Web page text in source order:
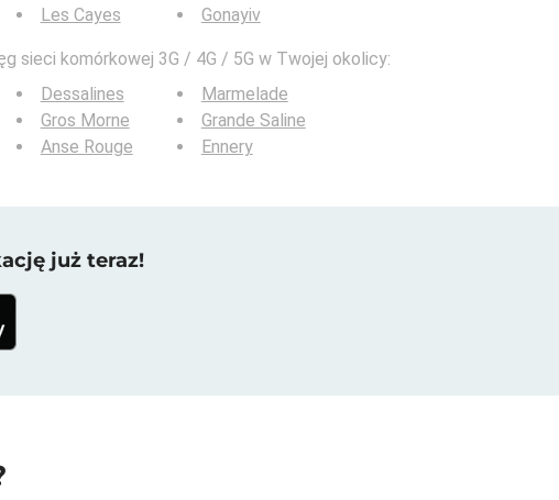
Les Cayes
Gonayiv
sieci komórkowej 3G / 4G / 5G w Twojej okolicy:
Dessalines
Gros Morne
Anse Rouge
Marmelade
Grande Saline
Ennery
już teraz!